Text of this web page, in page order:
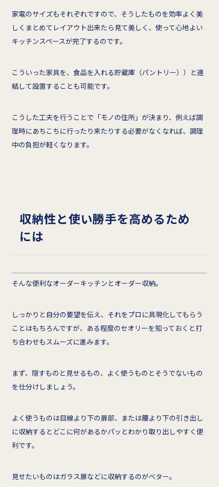
家電のサイズもそれぞれですので、そうしたものを効率よく美
しくまとめてレイアウト出来たら見て美しく、使って心地よい
キッチンスペースが完了するのです。
こういった家具を、食品を入れる貯蔵庫（パントリー））と連
結して設置することも可能です。
こうした工夫を行うことで「モノの住所」が決まり、例えば調
理時にあちこちに行ったり来たりする必要がなくなれば、調理
中の負担が軽くなります。
収納性と使い勝手を高めるため
には
そんな便利なオーダーキッチンとオーダー収納。
しっかりと自分の要望を伝え、それをプロに具現化してもらう
ことはもちろんですが、ある程度のセオリーを知っておくと打
ち合わせもスムーズに進みます。
まず、隠すものと見せるもの、よく使うものとそうでないもの
を仕分けしましょう。
よく使うものは目線より下の扉部、または腰より下の引き出し
に収納するとどこに何があるかパッとわかり取り出しやすく便
利です。
見せたいものはガラス扉などに収納するのがベター。